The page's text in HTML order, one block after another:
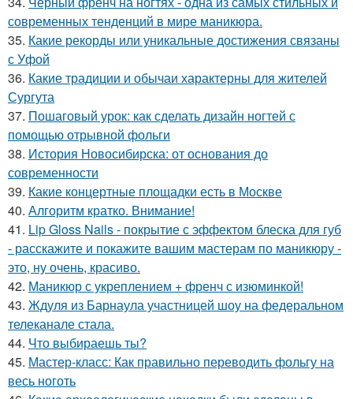
современных тенденций в мире маникюра.
35. Какие рекорды или уникальные достижения связаны
с Уфой
36. Какие традиции и обычаи характерны для жителей
Сургута
37. Пошаговый урок: как сделать дизайн ногтей с
помощью отрывной фольги
38. История Новосибирска: от основания до
современности
39. Какие концертные площадки есть в Москве
40. Алгоритм кратко. Внимание!
41. Lip Gloss Nails - покрытие с эффектом блеска для губ
- расскажите и покажите вашим мастерам по маникюру -
это, ну очень, красиво.
42. Маникюр с укреплением + френч с изюминкой!
43. Ждуля из Барнаула участницей шоу на федеральном
телеканале стала.
44. Что выбираешь ты?
45. Мастер-класс: Как правильно переводить фольгу на
весь ноготь